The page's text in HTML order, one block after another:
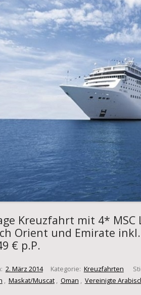
Kreuzfahrt mit 4* MSC
Orient und Emirate
€ p.P.
2. März 2014 Kategorie: Kreuzfahrten
, Maskat/Muscat , Oman , Vereinigte